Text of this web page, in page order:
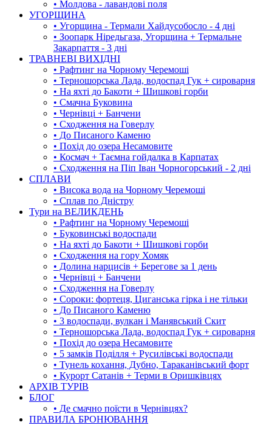
• Молдова - лавандові поля
УГОРЩИНА
• Угорщина - Термали Хайдусобосло - 4 дні
• Зоопарк Ніредьгаза, Угорщина + Термальне
Закарпаття - 3 дні
ТРАВНЕВІ ВИХІДНІ
• Рафтинг на Чорному Черемоші
• Терношорська Лада, водоспад Гук + сироварня
• На яхті до Бакоти + Шишкові горби
• Смачна Буковина
• Чернівці + Банчени
• Сходження на Говерлу
• До Писаного Каменю
• Похід до озера Несамовите
• Космач + Таємна гойдалка в Карпатах
• Сходження на Піп Іван Чорногорський - 2 дні
СПЛАВИ
• Висока вода на Чорному Черемоші
• Сплав по Дністру
Тури на ВЕЛИКДЕНЬ
• Рафтинг на Чорному Черемоші
• Буковинські водоспади
• На яхті до Бакоти + Шишкові горби
• Сходження на гору Хомяк
• Долина нарцисів + Берегове за 1 день
• Чернівці + Банчени
• Сходження на Говерлу
• Сороки: фортеця, Циганська гірка і не тільки
• До Писаного Каменю
• 3 водоспади, вулкан і Манявський Скит
• Терношорська Лада, водоспад Гук + сироварня
• Похід до озера Несамовите
• 5 замків Поділля + Русилівські водоспади
• Тунель кохання, Дубно, Тараканівський форт
• Курорт Сатанів + Терми в Оришківцях
АРХІВ ТУРІВ
БЛОГ
• Де смачно поїсти в Чернівцях?
ПРАВИЛА БРОНЮВАННЯ